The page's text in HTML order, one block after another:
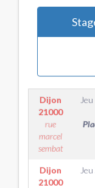
Dijon
21000
rue
marcel
sembat
Dijon
21000